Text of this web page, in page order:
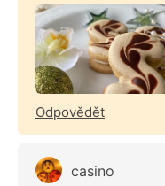
Odpovědět
casino